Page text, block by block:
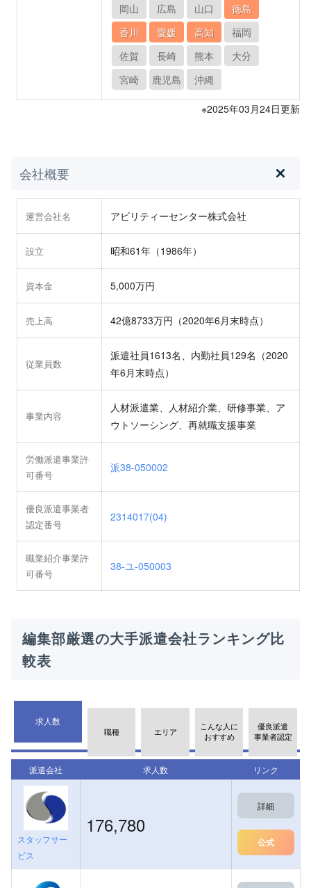
岡山
広島 山口
徳島
香川
愛媛 高知
福岡
佐賀
長崎 熊本
大分
宮崎
鹿児島 沖縄
※2025年03月24日更新
会社概要
運営会社名 アビリティーセンター株式会社
設立 昭和61年（1986年）
資本金 5,000万円
売上高 42億8733万円（2020年6月末時点）
従業員数
派遣社員1613名、内勤社員129名（2020
年6月末時点）
事業内容
人材派遣業、人材紹介業、研修事業、ア
ウトソーシング、再就職支援事業
労働派遣事業許
可番号
派38-050002
優良派遣事業者
認定番号
2314017(04)
職業紹介事業許
可番号
38-ユ-050003
編集部厳選の大手派遣会社ランキング比
較表
求人数
職種 エリア
こんな人に
おすすめ
優良派遣
事業者認定
派遣会社 求人数 リンク
スタッフサー
ビス
176,780
詳細
公式